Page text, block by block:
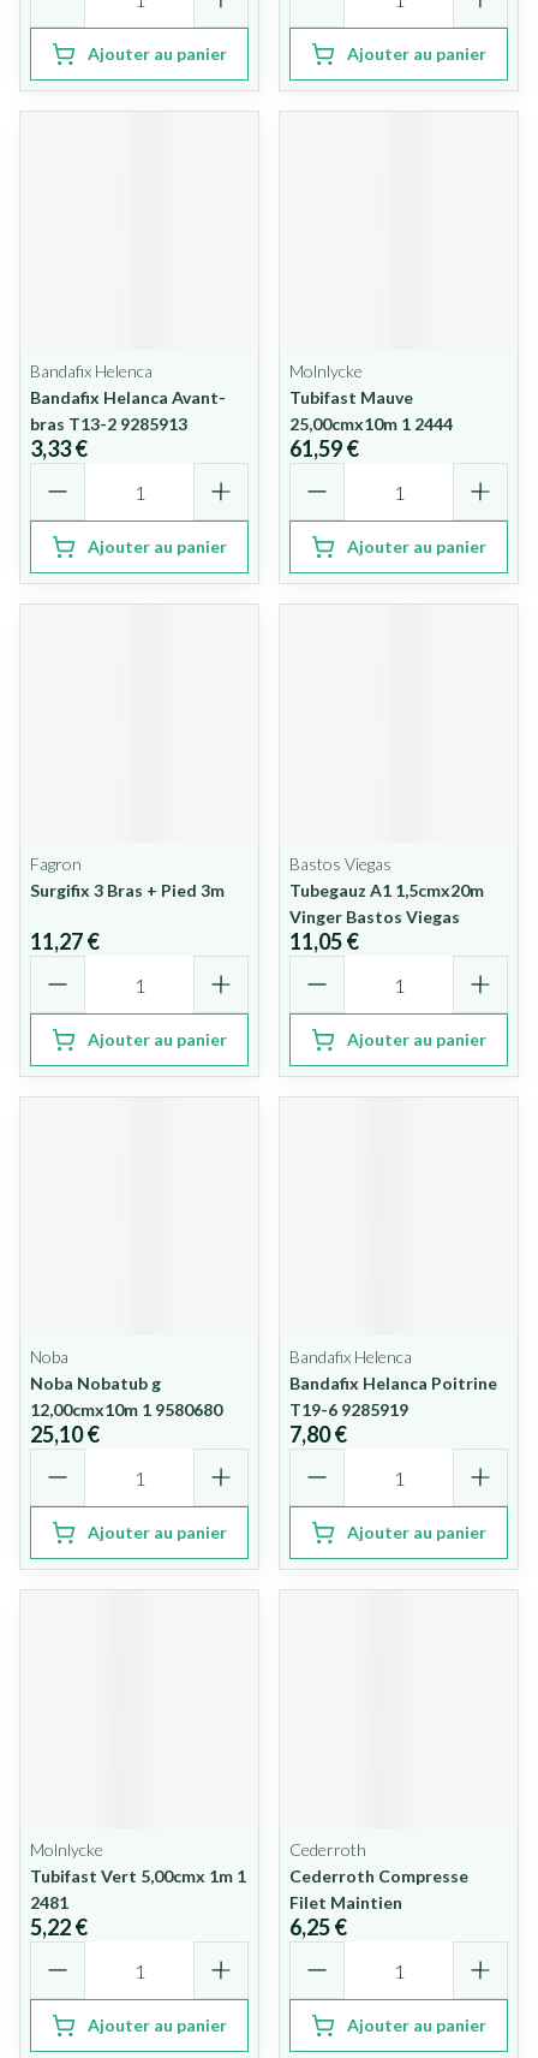
Ajouter au panier Ajouter au panier
Bandafix Helenca
Bandafix Helanca Avant-
bras T13-2 9285913
3,33 €
Ajouter au panier
Molnlycke
Tubifast Mauve
25,00cmx10m 1 2444
61,59 €
Ajouter au panier
Fagron
Surgifix 3 Bras + Pied 3m
11,27 €
Ajouter au panier
Bastos Viegas
Tubegauz A1 1,5cmx20m
Vinger Bastos Viegas
11,05 €
Ajouter au panier
Noba
Noba Nobatub g
12,00cmx10m 1 9580680
25,10 €
Ajouter au panier
Bandafix Helenca
Bandafix Helanca Poitrine
T19-6 9285919
7,80 €
Ajouter au panier
Molnlycke
Tubifast Vert 5,00cmx 1m 1
2481
5,22 €
Ajouter au panier
Cederroth
Cederroth Compresse
Filet Maintien
6,25 €
Ajouter au panier